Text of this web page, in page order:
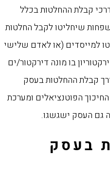
קבלת ההחלטות בכלל
שיחליטו לקבל החלטות
למייסדים (או לאדם שלישי
בו מונה דירקטור/ים
קבלת ההחלטות בעסק
הפוטנציאלים ומערכת
גם העסק ישגשגו.
בעסק